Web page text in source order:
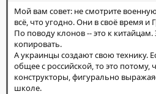
Мой вам совет: не смотрите
всё, что угодно. Они в своё время
По поводу клонов -- это к китайцам.
копировать.
А украинцы создают свою технику.
общее с российской, то это потому,
конструкторы, фигурально
школе.